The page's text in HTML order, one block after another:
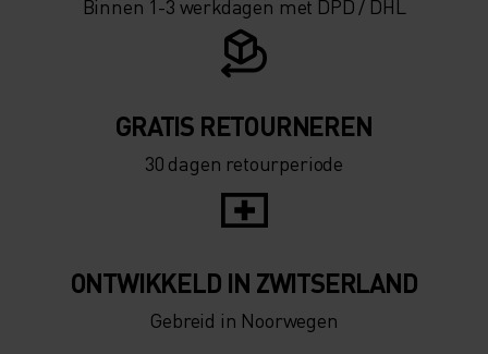
Binnen 1-3 werkdagen met DPD / DHL
GRATIS RETOURNEREN
30 dagen retourperiode
ONTWIKKELD IN ZWITSERLAND
Gebreid in Noorwegen